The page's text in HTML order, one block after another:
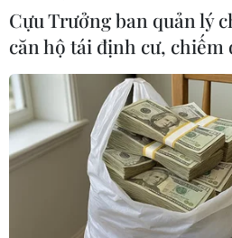
Theo dõi VietnamPlus
TIN LIÊN QUAN
Cựu Trưởng ban quản lý
căn hộ tái định cư, chiếm